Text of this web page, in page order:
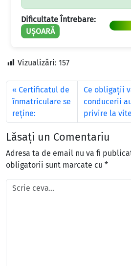
Dificultate Întrebare:
UȘOARĂ
Vizualizări: 157
Certificatul de
înmatriculare se
reţine:
Ce obligaţii
conducerii
privire la
Lăsați un Comentariu
Adresa ta de email nu va fi
obligatorii sunt marcate cu *